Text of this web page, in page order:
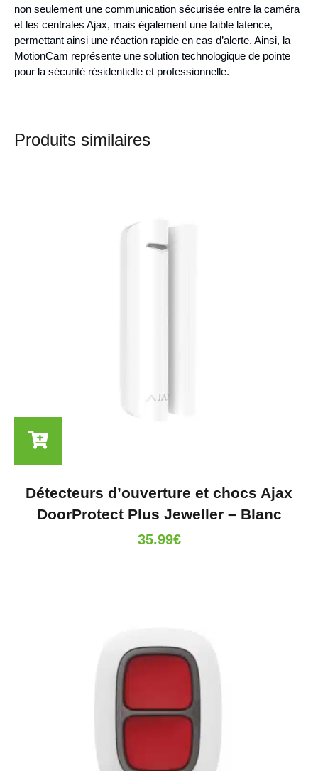
non seulement une communication sécurisée entre la caméra
et les centrales Ajax, mais également une faible latence,
permettant ainsi une réaction rapide en cas d’alerte. Ainsi, la
MotionCam représente une solution technologique de pointe
pour la sécurité résidentielle et professionnelle.
Produits similaires
Détecteurs d’ouverture et chocs Ajax
DoorProtect Plus Jeweller – Blanc
35.99€